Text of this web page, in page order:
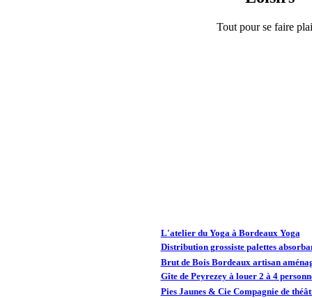
Tout pour se faire
L'atelier du Yoga à Bordeaux Yoga
Distribution grossiste palettes
Brut de Bois Bordeaux artisan
Gîte de Peyrezey à louer 2 à 4
Pies Jaunes & Cie Compagnie de